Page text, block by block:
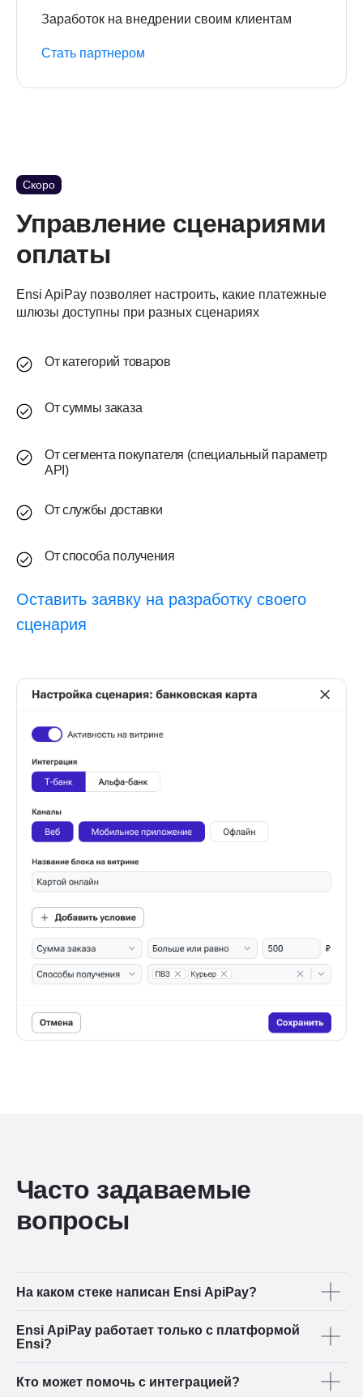
Заработок на внедрении своим клиентам
Стать партнером
Скоро
Управление сценариями
оплаты
Ensi ApiPay позволяет настроить, какие платежные
шлюзы доступны при разных сценариях
От категорий товаров
От суммы заказа
От сегмента покупателя (специальный параметр
API)
От службы доставки
От способа получения
Оставить заявку на разработку своего
сценария
Часто задаваемые
вопросы
На каком стеке написан Ensi ApiPay?
Ensi ApiPay работает только с платформой
Ensi?
Кто может помочь с интеграцией?